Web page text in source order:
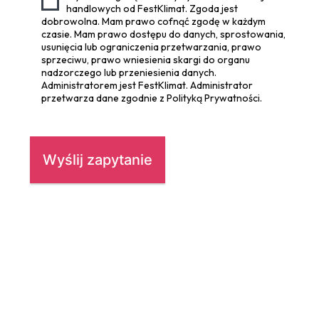
handlowych od FestKlimat. Zgoda jest
dobrowolna. Mam prawo cofnąć zgodę w każdym
czasie. Mam prawo dostępu do danych, sprostowania,
usunięcia lub ograniczenia przetwarzania, prawo
sprzeciwu, prawo wniesienia skargi do organu
nadzorczego lub przeniesienia danych.
Administratorem jest FestKlimat. Administrator
przetwarza dane zgodnie z Polityką Prywatności.